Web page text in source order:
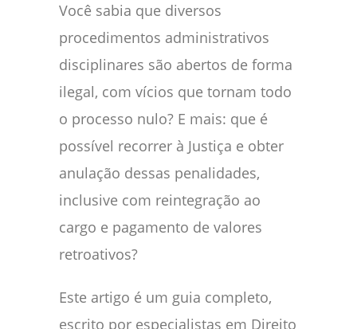
Você sabia que diversos
procedimentos administrativos
disciplinares são abertos de forma
ilegal, com vícios que tornam todo
o processo nulo? E mais: que é
possível recorrer à Justiça e obter
anulação dessas penalidades,
inclusive com reintegração ao
cargo e pagamento de valores
retroativos?
Este artigo é um guia completo,
escrito por especialistas em Direito